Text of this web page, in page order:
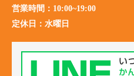
営業時間： 10:00~19:00
定休日： 水曜日